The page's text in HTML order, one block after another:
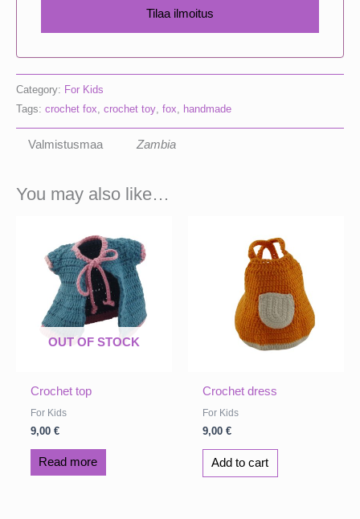
Category: For Kids
Tags: crochet fox, crochet toy, fox, handmade
Valmistusmaa Zambia
You may also like…
OUT OF STOCK
Crochet top
For Kids
9,00 €
Read more
Crochet dress
For Kids
9,00 €
Add to cart